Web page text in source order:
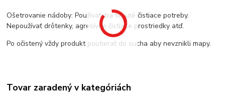
Ošetrovanie nádoby: Používať iba tekuté čistiace potreby.
Nepoužívať drôtenky, agresívne čistiace prostriedky atď.
Po očistený vždy produkt poutierať do sucha aby nevznikli mapy.
Tovar zaradený v kategóriách